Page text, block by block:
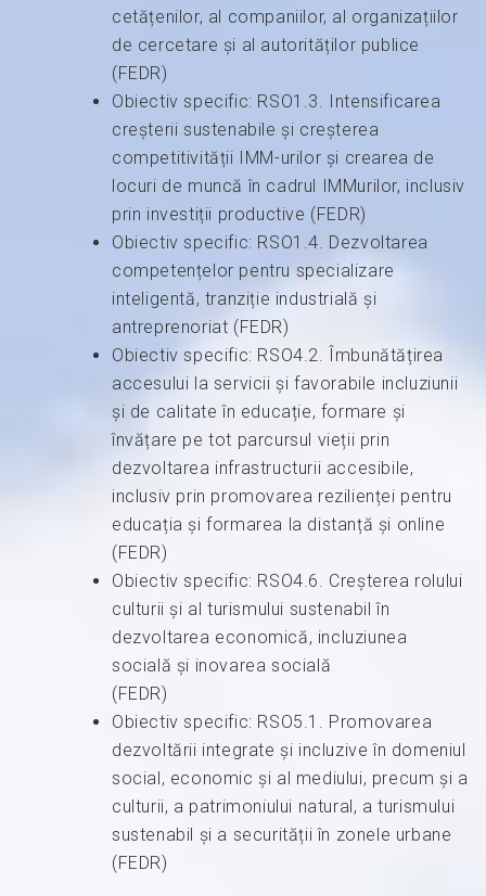
cetățenilor, al companiilor, al organizațiilor
de cercetare și al autorităților publice
(FEDR)
Obiectiv specific: RSO1.3. Intensificarea
creșterii sustenabile și creșterea
competitivității IMM-urilor și crearea de
locuri de muncă în cadrul IMMurilor, inclusiv
prin investiții productive (FEDR)
Obiectiv specific: RSO1.4. Dezvoltarea
competențelor pentru specializare
inteligentă, tranziție industrială și
antreprenoriat (FEDR)
Obiectiv specific: RSO4.2. Îmbunătățirea
accesului la servicii și favorabile incluziunii
și de calitate în educație, formare și
învățare pe tot parcursul vieții prin
dezvoltarea infrastructurii accesibile,
inclusiv prin promovarea rezilienței pentru
educația și formarea la distanță și online
(FEDR)
Obiectiv specific: RSO4.6. Creșterea rolului
culturii și al turismului sustenabil în
dezvoltarea economică, incluziunea
socială și inovarea socială
(FEDR)
Obiectiv specific: RSO5.1. Promovarea
dezvoltării integrate și incluzive în domeniul
social, economic și al mediului, precum și a
culturii, a patrimoniului natural, a turismului
sustenabil și a securității în zonele urbane
(FEDR)